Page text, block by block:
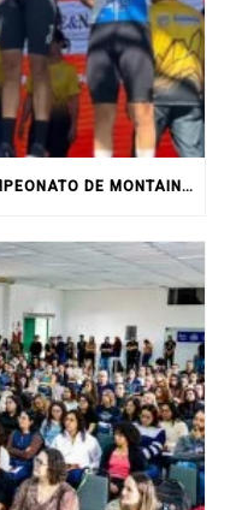
OSASQUENSE É QUINTO EM CAMPEONATO DE MONTAIN BIKE NO INTERIOR DO ESTADO